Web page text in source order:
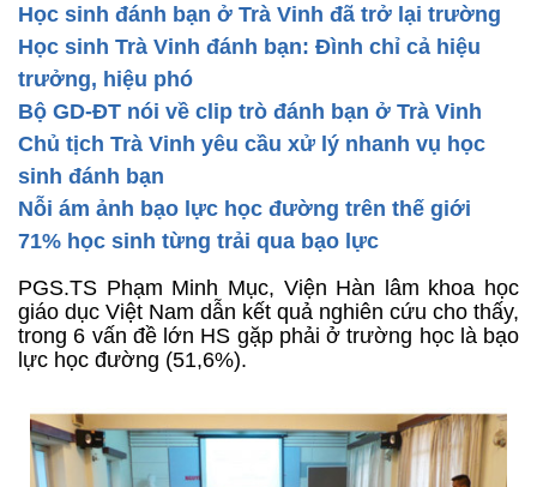
Học sinh đánh bạn ở Trà Vinh đã trở lại trường
Học sinh Trà Vinh đánh bạn: Đình chỉ cả hiệu
trưởng, hiệu phó
Bộ GD-ĐT nói về clip trò đánh bạn ở Trà Vinh
Chủ tịch Trà Vinh yêu cầu xử lý nhanh vụ học
sinh đánh bạn
Nỗi ám ảnh bạo lực học đường trên thế giới
71% học sinh từng trải qua bạo lực
PGS.TS Phạm Minh Mục, Viện Hàn lâm khoa học
giáo dục Việt Nam dẫn kết quả nghiên cứu cho thấy,
trong 6 vấn đề lớn HS gặp phải ở trường học là bạo
lực học đường (51,6%).